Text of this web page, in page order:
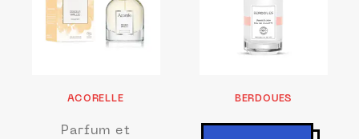
ACORELLE
Parfum et
BERDOUES